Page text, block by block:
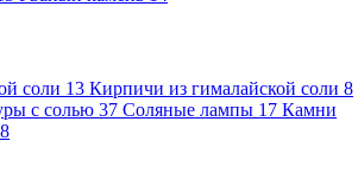
соли 13 Кирпичи из гималайской соли 8
с солью 37 Соляные лампы 17 Камни
8